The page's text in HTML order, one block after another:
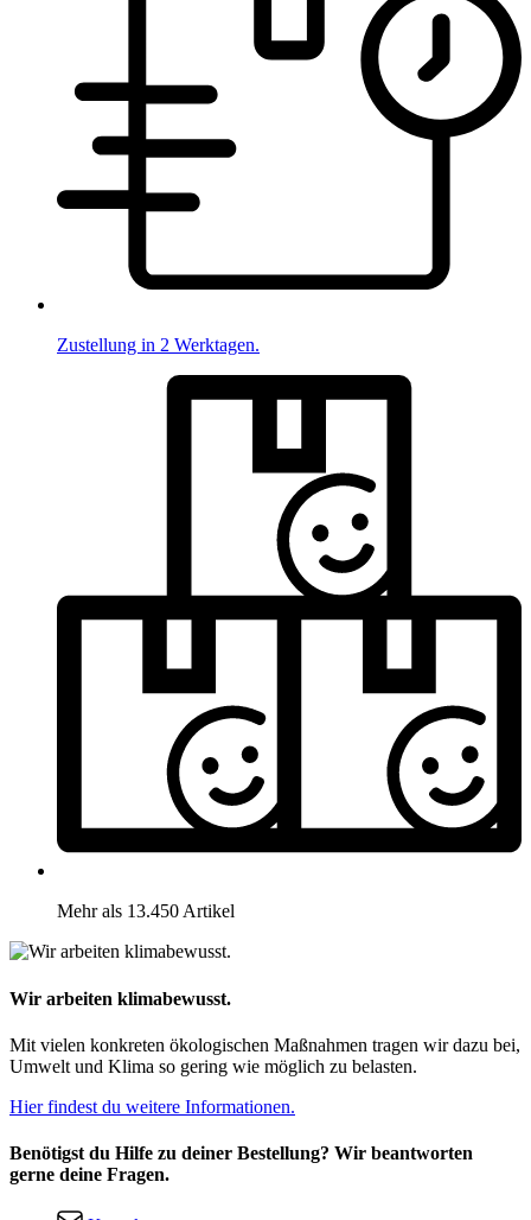
Zustellung in 2 Werktagen.
Mehr als 13.450 Artikel
Wir arbeiten klimabewusst.
Mit vielen konkreten ökologischen Maßnahmen tragen wir dazu bei,
Umwelt und Klima so gering wie möglich zu belasten.
Hier findest du weitere Informationen.
Benötigst du Hilfe zu deiner Bestellung? Wir beantworten
gerne deine Fragen.